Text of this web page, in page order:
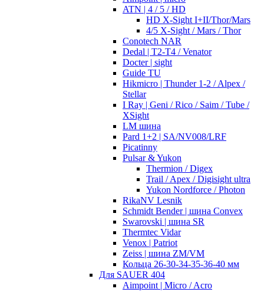
ATN | 4 / 5 / HD
HD X-Sight I+II/Thor/Mars
4/5 X-Sight / Mars / Thor
Conotech NAR
Dedal | T2-T4 / Venator
Docter | sight
Guide TU
Hikmicro | Thunder 1-2 / Alpex /
Stellar
I Ray | Geni / Rico / Saim / Tube /
XSight
LM шина
Pard 1+2 | SA/NV008/LRF
Picatinny
Pulsar & Yukon
Thermion / Digex
Trail / Apex / Digisight ultra
Yukon Nordforce / Photon
RikaNV Lesnik
Schmidt Bender | шина Convex
Swarovski | шина SR
Thermtec Vidar
Venox | Patriot
Zeiss | шина ZM/VM
Кольца 26-30-34-35-36-40 мм
Для SAUER 404
Aimpoint | Micro / Acro